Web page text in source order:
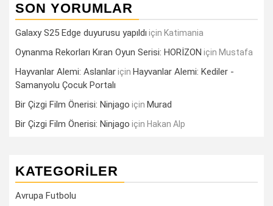
SON YORUMLAR
Galaxy S25 Edge duyurusu yapıldı için Katimania
Oynanma Rekorları Kıran Oyun Serisi: HORİZON için Mustafa
Hayvanlar Alemi: Aslanlariçin Hayvanlar Alemi: Kediler -
Samanyolu Çocuk Portalı
Bir Çizgi Film Önerisi: Ninjago için Murad
Bir Çizgi Film Önerisi: Ninjago için Hakan Alp
KATEGORILER
Avrupa Futbolu